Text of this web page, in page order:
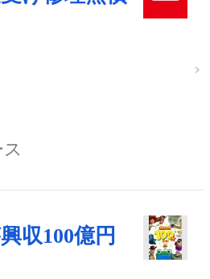
収100億円